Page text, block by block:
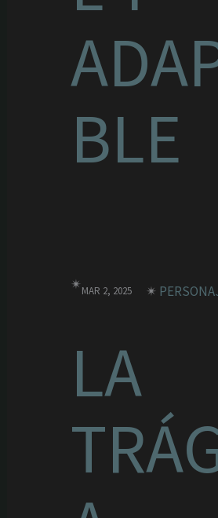
BLE
✴︎MAR 2, 2025 ✴︎
LA